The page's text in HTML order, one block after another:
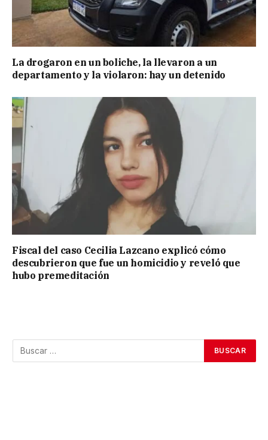
La drogaron en un boliche, la llevaron a un
departamento y la violaron: hay un detenido
Fiscal del caso Cecilia Lazcano explicó cómo
descubrieron que fue un homicidio y reveló que
hubo premeditación